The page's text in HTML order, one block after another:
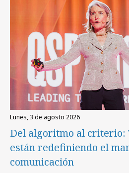
lunes, 3 de agosto 2026
Del algoritmo al
están redefiniendo el
comunicación